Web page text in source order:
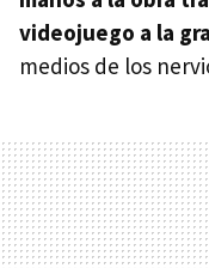
videojuego a la
medios de los